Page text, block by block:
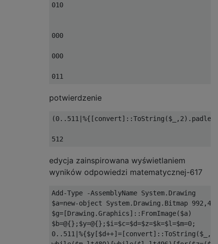
..X
..X
..X
..X
..X
X..
..X
..X
X.X
010
000
000
potwierdzenie
edycja zainspirowana wyświetlaniem
wyników odpowiedzi matematycznej-617
Add-Type -AssemblyName System.Drawing
$a=new-object System.Drawing.Bitmap
$g=[Drawing.Graphics]::FromImage($a)
$b=@{};$y=@{};$i=$c=$d=$z=$k=$l=$m=0;